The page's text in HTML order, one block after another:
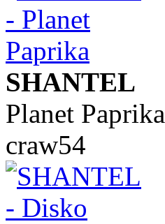
SHANTEL
Planet Paprika
craw54